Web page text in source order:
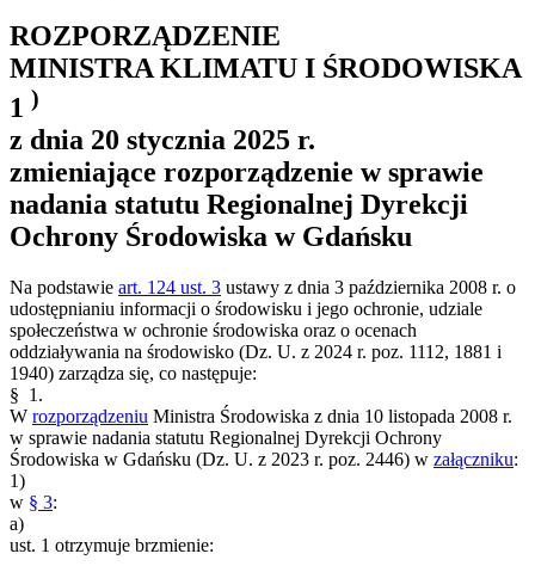
ROZPORZĄDZENIE
MINISTRA KLIMATU I ŚRODOWISKA
1 )
z dnia 20 stycznia 2025 r.
zmieniające rozporządzenie w sprawie
nadania statutu Regionalnej Dyrekcji
Ochrony Środowiska w Gdańsku
Na podstawie art. 124 ust. 3 ustawy z dnia 3 października 2008 r. o
udostępnianiu informacji o środowisku i jego ochronie, udziale
społeczeństwa w ochronie środowiska oraz o ocenach
oddziaływania na środowisko (Dz. U. z 2024 r. poz. 1112, 1881 i
1940) zarządza się, co następuje:
§ 1.
W rozporządzeniu Ministra Środowiska z dnia 10 listopada 2008 r.
w sprawie nadania statutu Regionalnej Dyrekcji Ochrony
Środowiska w Gdańsku (Dz. U. z 2023 r. poz. 2446) w załączniku:
1)
w § 3:
a)
ust. 1 otrzymuje brzmienie: